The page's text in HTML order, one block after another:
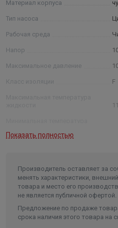
Не требует
благодаря мокрому
MAGNA1 простой и
областей применения
Отопительные системы
Смесительный
Системы
Использование в
установках
Материал корпуса
Тип насоса
Рабочая среда
Напор
Максимальное давление
Класс изоляции F
Тип и размер присоединения, Ø
Класс защиты
Длина в упаковке, см.
Показать полностью
Производитель оставляет за
менять характеристики,
товара и место его
не является публичной офертой.
Предложение по продаже
срока наличия этого товара на